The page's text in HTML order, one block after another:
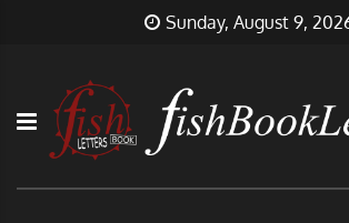
Sunday, August 9,